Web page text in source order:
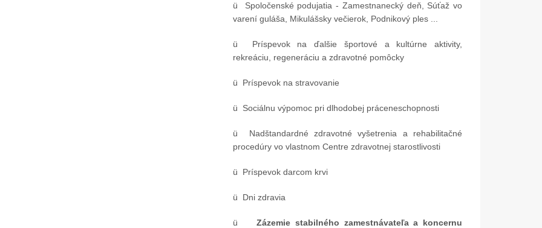
Modernizácia skúšobne elektr.
Vyhrabávací stroj na eLAD
Výmena
ü Spoločenské podujatia - Zamestnanecký deň, Súťaž vo
varení guláša, Mikulášsky večierok, Podnikový ples ...
ü Príspevok na ďalšie športové a kultúrne aktivity,
rekreáciu, regeneráciu a zdravotné pomôcky
ü Príspevok na stravovanie
ü Sociálnu výpomoc pri dlhodobej práceneschopnosti
ü Nadštandardné zdravotné vyšetrenia a rehabilitačné
procedúry vo vlastnom Centre zdravotnej starostlivosti
ü Príspevok darcom krvi
ü Dni zdravia
üZázemie stabilného zamestnávateľa a koncernu